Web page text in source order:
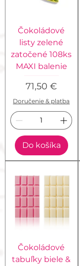
Čokoládové
listy zelené
zatočené 108ks
MAXI balenie
Cena
71,50 €
Doručenie & platba
Do košíka
Čokoládové
tabuľky biele &